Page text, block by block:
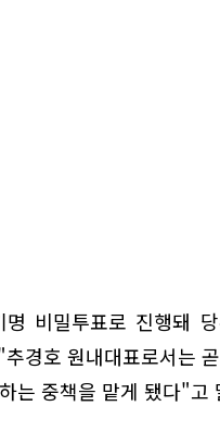
비밀투표로 진행돼
경호 원내대표로서는
는 중책을 맡게 됐다"고